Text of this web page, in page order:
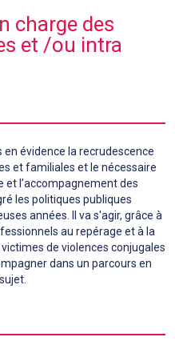
charge des
et /ou intra
évidence la recrudescence
et familiales et le nécessaire
et l’accompagnement des
les politiques publiques
années. Il va s'agir, grâce à
au repérage et à la
de violences conjugales
dans un parcours en